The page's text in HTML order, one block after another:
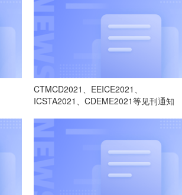
CTMCD2021、EEICE2021、
ICSTA2021、CDEME2021等见刊通知